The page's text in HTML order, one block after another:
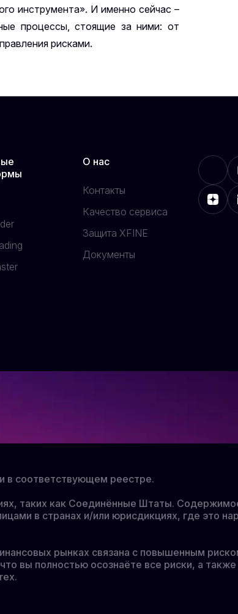
инструмента». И именно сейчас –
процессы, стоящие за ними: от
рисками.
О нас
Контакты
Качество сервиса
Защита XFINE
Документы
в соответствующем реестре.
таких как Соединённые Штаты.
в странах и/или юрисдикциях, где это
рынках связана с повышенным
вы полностью осознаёте все риски, а